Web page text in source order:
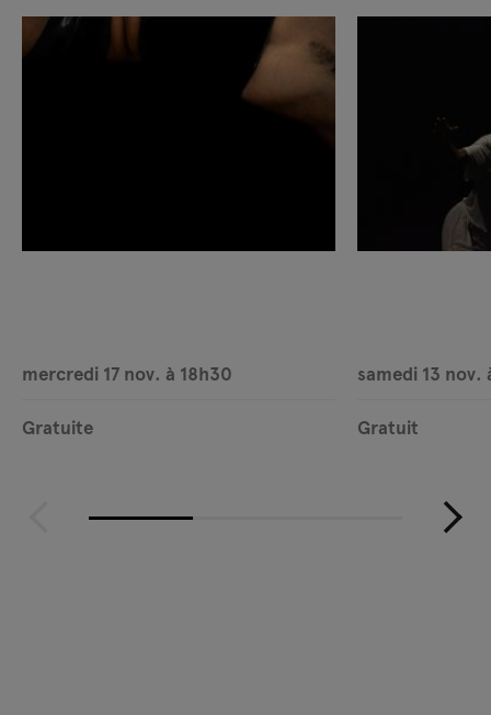
mercredi 17 nov. à 18h30
Gratuite
samedi 13 nov.
Gratuit